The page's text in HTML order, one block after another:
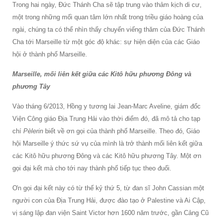
Trong hai ngày, Đức Thánh Cha sẽ tập trung vào thảm kịch di cư,
một trong những mối quan tâm lớn nhất trong triều giáo hoàng của
ngài, chúng ta có thể nhìn thấy chuyến viếng thăm của Đức Thánh
Cha tới Marseille từ một góc độ khác: sự hiện diện của các Giáo
hội ở thành phố Marseille.
Marseille, mối liên kết giữa các Kitô hữu phương Đông và
phương Tây
Vào tháng 6/2013, Hồng y tương lai Jean-Marc Aveline, giám đốc
Viện Công giáo Địa Trung Hải vào thời điểm đó, đã mô tả cho tạp
chí Pèlerin biết về ơn gọi của thành phố Marseille. Theo đó, Giáo
hội Marseille ý thức sứ vụ của mình là trở thành mối liên kết giữa
các Kitô hữu phương Đông và các Kitô hữu phương Tây. Một ơn
gọi đại kết mà cho tới nay thành phố tiếp tục theo đuổi.
Ơn gọi đại kết này có từ thế kỷ thứ 5, từ đan sĩ John Cassian một
người con của Địa Trung Hải, được đào tạo ở Palestine và Ai Cập,
vị sáng lập đan viện Saint Victor hơn 1600 năm trước, gần Cảng Cũ